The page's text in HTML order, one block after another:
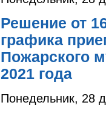
Решение от
графика
Пожарского
2021 года
Понедельник, 28